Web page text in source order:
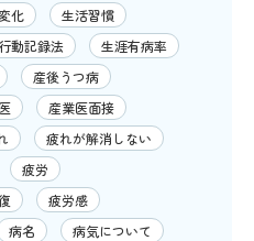
化
生活習慣
動記録法
生涯有病率
産後うつ病
産業医面接
疲れが解消しない
疲労
疲労感
病名
病気について